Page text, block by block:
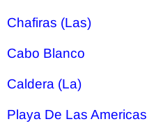
Chafiras (Las)
Cabo Blanco
Caldera (La)
Playa De Las Americas